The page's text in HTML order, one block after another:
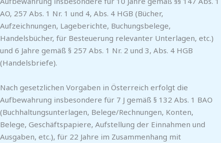
AO, 257 Abs. 1 Nr. 1 und 4, Abs. 4 HGB (Bücher,
Aufzeichnungen, Lageberichte, Buchungsbelege,
Handelsbücher, für Besteuerung relevanter Unterlagen, etc.)
und 6 Jahre gemäß § 257 Abs. 1 Nr. 2 und 3, Abs. 4 HGB
(Handelsbriefe).
Nach gesetzlichen Vorgaben in Österreich erfolgt die
Aufbewahrung insbesondere für 7 J gemäß § 132 Abs. 1 BAO
(Buchhaltungsunterlagen, Belege/Rechnungen, Konten,
Belege, Geschäftspapiere, Aufstellung der Einnahmen und
Ausgaben, etc.), für 22 Jahre im Zusammenhang mit